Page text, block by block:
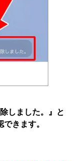
しました。』と
きます。